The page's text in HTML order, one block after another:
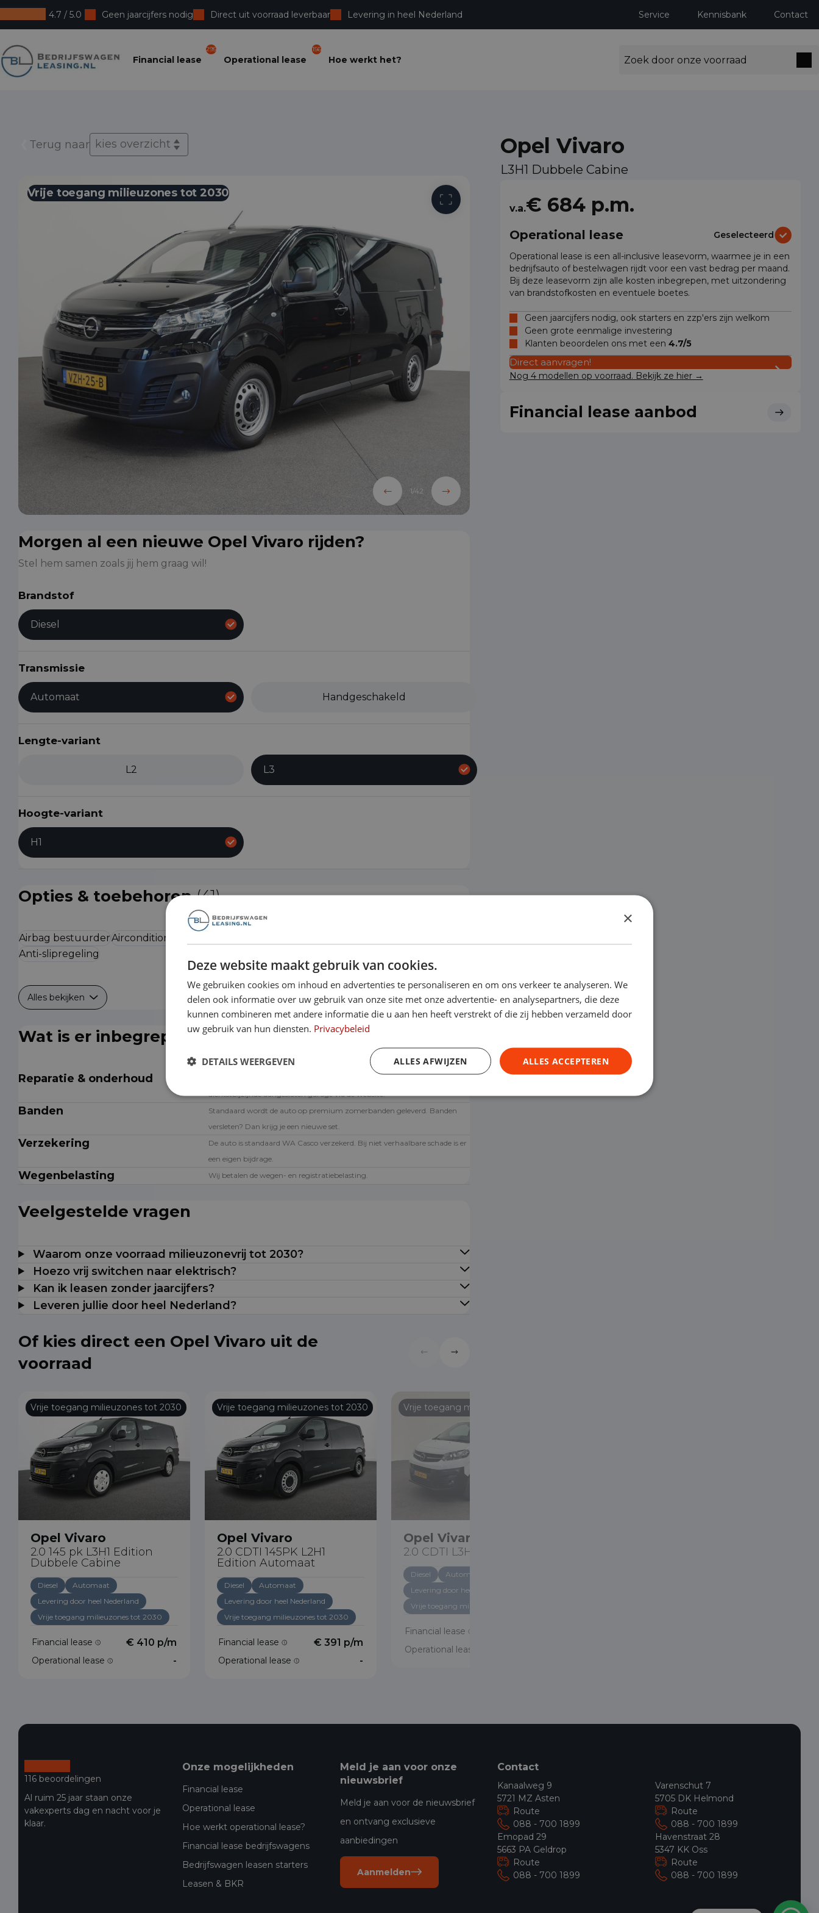
4.7 / 5.0 Geen jaarcijfers nodig Direct uit voorraad leverbaar Levering in heel Nederland Service Kennisbank Contact
Bedrijfswagenleasing
Financial lease
295
Operational lease
156
Hoe werkt het?
Terug naar kies overzicht
Vrije toegang milieuzones tot 2030
1/42
Morgen al een nieuwe Opel Vivaro rijden?
Stel hem samen zoals jij hem graag wil!
Brandstof
Diesel
Transmissie
Automaat Handgeschakeld
Lengte-variant
L2 L3
Hoogte-variant
H1
Opties & toebehoren(41)
Airbag bestuurderAirconditioning
Anti-slipregeling
Alles bekijken
Wat is er inbegrepen?
Reparatie & onderhoud
dichtstbijzijnde aangesloten garage via de website.
Banden
Standaard wordt de auto op premium zomerbanden geleverd. Banden
versleten? Dan krijg je een nieuwe set.
Verzekering
De auto is standaard WA Casco verzekerd. Bij niet verhaalbare schade is er
een eigen bijdrage.
Wegenbelasting Wij betalen de wegen- en registratiebelasting.
Veelgestelde vragen
Waarom onze voorraad milieuzonevrij tot 2030?
Hoezo vrij switchen naar elektrisch?
Kan ik leasen zonder jaarcijfers?
Leveren jullie door heel Nederland?
Of kies direct een Opel Vivaro uit de
voorraad
Vrije toegang milieuzones tot 2030
Opel Vivaro
2.0 145 pk L3H1 Edition
Dubbele Cabine
Diesel
Automaat
Levering door heel Nederland
Vrije toegang milieuzones tot 2030
Financial lease € 410 p/m
Operational lease -
Vrije toegang milieuzones tot 2030
Opel Vivaro
2.0 CDTI 145PK L2H1
Edition Automaat
Diesel
Automaat
Levering door heel Nederland
Vrije toegang milieuzones tot 2030
Financial lease € 391 p/m
Operational lease -
Vrije toegang milieuzones tot 2030
Opel Vivaro
2.0 CDTI L3H1 Edition
Diesel
Automaat
Levering door heel Nederland
Vrije toegang milieuzones tot 2030
Financial lease
Operational lease
Opel Vivaro
L3H1 Dubbele Cabine
v.a.€ 684 p.m.
Operational lease
Geselecteerd
Operational lease is een all-inclusive leasevorm, waarmee je in een
bedrijfsauto of bestelwagen rijdt voor een vast bedrag per maand.
Bij deze leasevorm zijn alle kosten inbegrepen, met uitzondering
van brandstofkosten en eventuele boetes.
Geen jaarcijfers nodig, ook starters en zzp'ers zijn welkom
Geen grote eenmalige investering
Klanten beoordelen ons met een 4.7/5
Direct aanvragen!
Nog 4 modellen op voorraad. Bekijk ze hier →
Financial lease aanbod
116 beoordelingen
Al ruim 25 jaar staan onze
vakexperts dag en nacht voor je
klaar.
Onze mogelijkheden
Financial lease
Operational lease
Hoe werkt operational lease?
Financial lease bedrijfswagens
Bedrijfswagen leasen starters
Leasen & BKR
Meld je aan voor onze
nieuwsbrief
Meld je aan voor de nieuwsbrief
en ontvang exclusieve
aanbiedingen
Aanmelden
Contact
Kanaalweg 9
5721 MZ Asten
Route
088 - 700 1899
Emopad 29
5663 PA Geldrop
Route
088 - 700 1899
Varenschut 7
5705 DK Helmond
Route
088 - 700 1899
Havenstraat 28
5347 KK Oss
Route
088 - 700 1899
×
Deze website maakt gebruik van cookies.
We gebruiken cookies om inhoud en advertenties te personaliseren en om ons verkeer te analyseren. We
delen ook informatie over uw gebruik van onze site met onze advertentie- en analysepartners, die deze
kunnen combineren met andere informatie die u aan hen heeft verstrekt of die zij hebben verzameld door
uw gebruik van hun diensten. Privacybeleid
ALLES ACCEPTEREN
ALLES AFWIJZEN
DETAILS WEERGEVEN